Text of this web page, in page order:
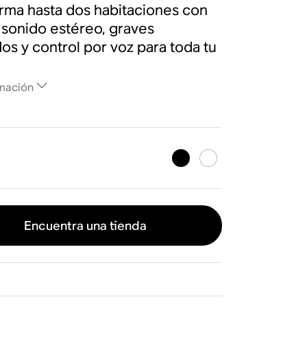
hasta dos habitaciones con
estéreo, graves
y control por voz para toda tu
Encuentra una tienda